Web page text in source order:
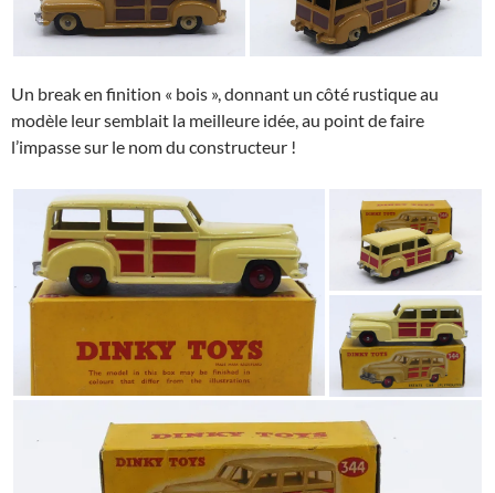
Un break en finition « bois », donnant un côté rustique au
modèle leur semblait la meilleure idée, au point de faire
l’impasse sur le nom du constructeur !